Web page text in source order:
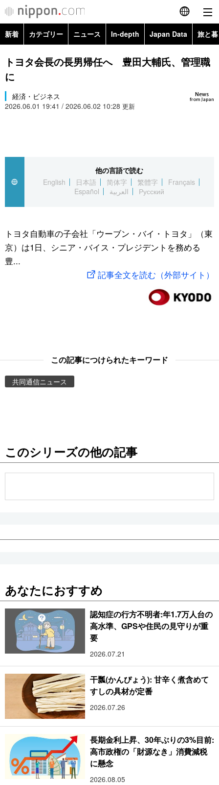
English
简体字
Русский
カテゴリー
国際
社会
文化
科学・技術
アーカイブ
Japan Data
旅と暮らし
動画/Live
Books
People
公式SNS
新着 カテゴリー ニュース In-depth Japan Data 旅と
政治・外交
経済・ビジネス
国際・海外
文化
科学・技術
暮らし
スポーツ・東京2020
Topics
トヨタ会長の長男帰任へ 豊田大輔氏、管理職
に
News
from Japan
経済・ビジネス
2026.06.01 19:41 / 2026.06.02 10:28 更新
他の言語で読む
English
日本語 简体字 繁體字
Français
Español
العربية Русский
トヨタ自動車の子会社「ウーブン・バイ・トヨタ」（東
京）は1日、シニア・バイス・プレジデントを務める
豊...
記事全文を読む（外部サイト）
この記事につけられたキーワード
共同通信ニュース
このシリーズの他の記事
あなたにおすすめ
認知症の行方不明者:年1.7万人台の
高水準、GPSや住民の見守りが重
要
2026.07.21
干瓢(かんぴょう): 甘辛く煮含めて
すしの具材が定番
2026.07.26
長期金利上昇、30年ぶりの3%目前:
高市政権の「財源なき」消費減税
に懸念
2026.08.05